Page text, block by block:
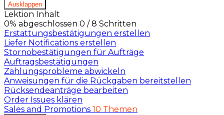
Ausklappen
Lektion Inhalt
0% abgeschlossen 0 / 8 Schritten
Erstattungsbestätigungen erstellen
Liefer Notifications erstellen
Stornobestätigungen für Aufträge
Auftragsbestätigungen
Zahlungsprobleme abwickeln
Anweisungen für die Rückgaben bereitstellen
Rücksendeanträge bearbeiten
Order Issues klären
Sales and Promotions 10 Themen